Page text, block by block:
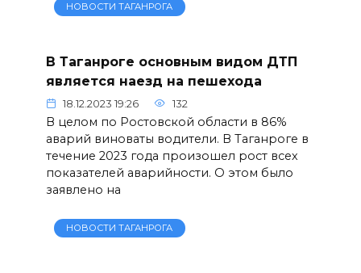
НОВОСТИ ТАГАНРОГА
В Таганроге основным видом ДТП
является наезд на пешехода
18.12.2023 19:26 132
В целом по Ростовской области в 86%
аварий виноваты водители. В Таганроге в
течение 2023 года произошел рост всех
показателей аварийности. О этом было
заявлено на
НОВОСТИ ТАГАНРОГА